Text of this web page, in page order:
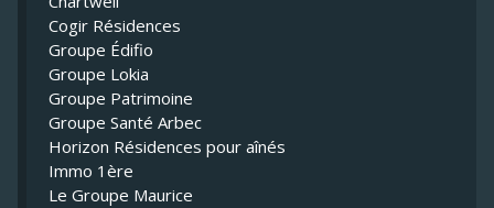
Cogir Résidences
Groupe Édifio
Groupe Lokia
Groupe Patrimoine
Groupe Santé Arbec
Horizon Résidences pour aînés
Immo 1ère
Le Groupe Maurice